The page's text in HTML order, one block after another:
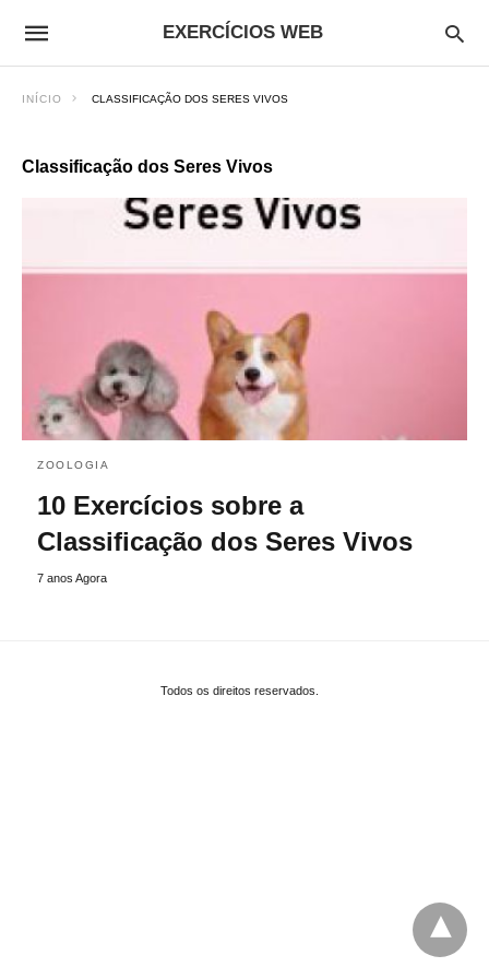
EXERCÍCIOS WEB
INÍCIO CLASSIFICAÇÃO DOS SERES VIVOS
Classificação dos Seres Vivos
ZOOLOGIA
10 Exercícios sobre a
Classificação dos Seres Vivos
7 anos Agora
Todos os direitos reservados.